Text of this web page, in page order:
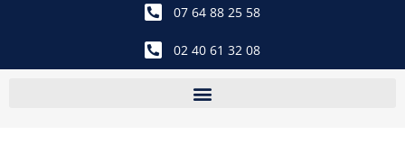
07 64 88 25 58
02 40 61 32 08